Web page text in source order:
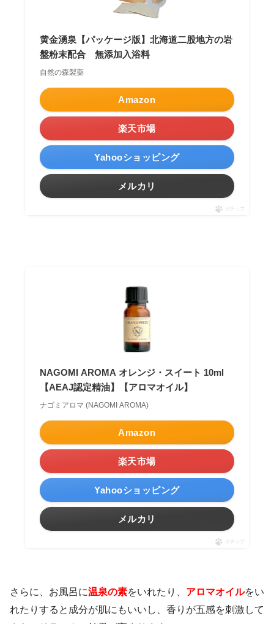
黄金湧泉【パッケージ版】北海道二股地方の岩
盤粉末配合 無添加入浴料
自然の森製薬
Amazon
楽天市場
Yahooショッピング
メルカリ
ポチップ
NAGOMI AROMA オレンジ・スイート 10ml
【AEAJ認定精油】【アロマオイル】
ナゴミアロマ (NAGOMI AROMA)
Amazon
楽天市場
Yahooショッピング
メルカリ
ポチップ
さらに、お風呂に温泉の素をいれたり、 アロマオイルをい
れたりすると成分が肌にもいいし、香りが五感を刺激して